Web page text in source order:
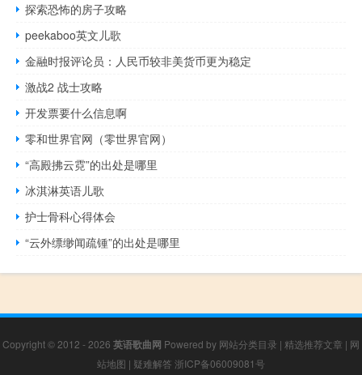
探索恐怖的房子攻略
peekaboo英文儿歌
金融时报评论员：人民币较非美货币更为稳定
激战2 战士攻略
开发票要什么信息啊
零和世界官网（零世界官网）
“高殿拂云霓”的出处是哪里
冰淇淋英语儿歌
护士骨科心得体会
“云外缥缈闻疏锺”的出处是哪里
Copyright © 2012 - 2026 英语歌曲网 Powered by 网站分类目录 | 精选推荐文章 | 网
站地图 | 疑难解答 浙ICP备06009081号